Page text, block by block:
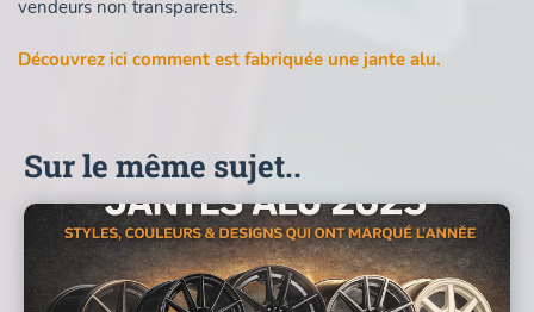
vendeurs non transparents.
Découvrez ici comment est fabriquée une jante alu.
Sur le même sujet..